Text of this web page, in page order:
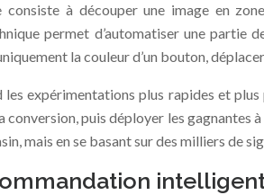
consiste à découper une image en
permet d’automatiser une partie
la couleur d’un bouton,
expérimentations plus rapides et
puis déployer les gagnantes
mais en se basant sur des milliers de